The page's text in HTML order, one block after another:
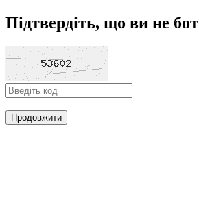
Підтвердіть, що ви не бот
Продовжити